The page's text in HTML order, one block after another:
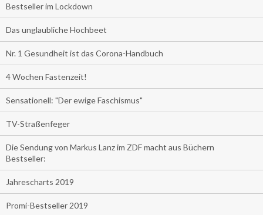
Bestseller im Lockdown
Das unglaubliche Hochbeet
Nr. 1 Gesundheit ist das Corona-Handbuch
4 Wochen Fastenzeit!
Sensationell: "Der ewige Faschismus"
TV-Straßenfeger
Die Sendung von Markus Lanz im ZDF macht aus Büchern
Bestseller:
Jahrescharts 2019
Promi-Bestseller 2019